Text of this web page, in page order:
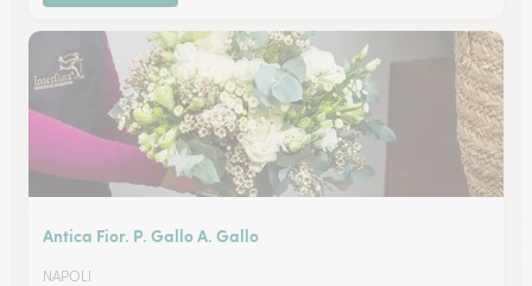
Antica Fior. P. Gallo A. Gallo
NAPOLI